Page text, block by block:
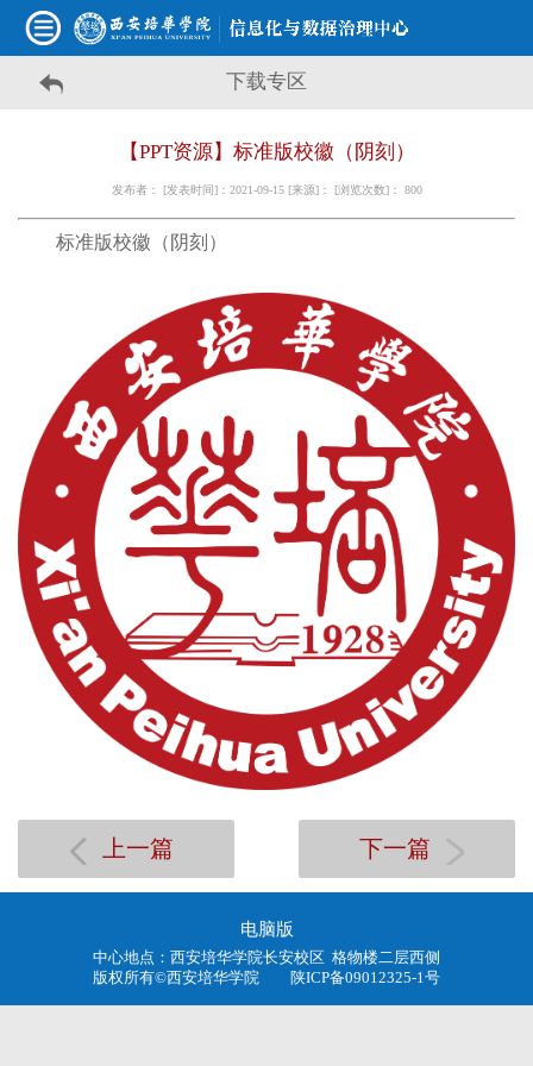
下载专区
【PPT资源】标准版校徽（阴刻）
发布者： [发表时间]：2021-09-15 [来源]： [浏览次数]： 800
标准版校徽（阴刻）
上一篇 下一篇
电脑版
中心地点：西安培华学院长安校区 格物楼二层西侧
版权所有©西安培华学院 陕ICP备09012325-1号